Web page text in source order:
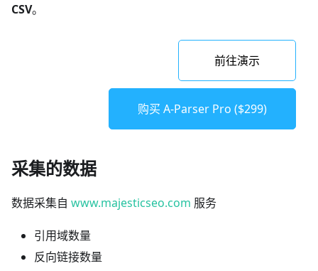
CSV。
前往演示
购买 A-Parser Pro ($299)
采集的数据
数据采集自 www.majesticseo.com 服务
引用域数量
反向链接数量